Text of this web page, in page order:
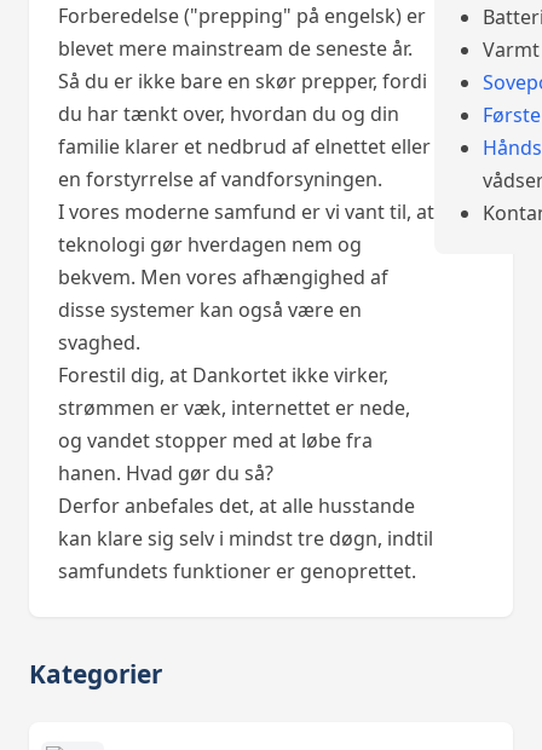
Forberedelse ("prepping" på engelsk) er
blevet mere mainstream de seneste år.
Så du er ikke bare en skør prepper, fordi
du har tænkt over, hvordan du og din
familie klarer et nedbrud af elnettet eller
en forstyrrelse af vandforsyningen.
I vores moderne samfund er vi vant til, at
teknologi gør hverdagen nem og
bekvem. Men vores afhængighed af
disse systemer kan også være en
svaghed.
Forestil dig, at Dankortet ikke virker,
strømmen er væk, internettet er nede,
og vandet stopper med at løbe fra
hanen. Hvad gør du så?
Derfor anbefales det, at alle husstande
kan klare sig selv i mindst tre døgn, indtil
samfundets funktioner er genoprettet.
Kategorier